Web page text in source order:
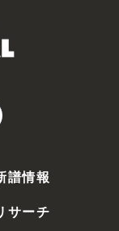
譜情報
サーチ